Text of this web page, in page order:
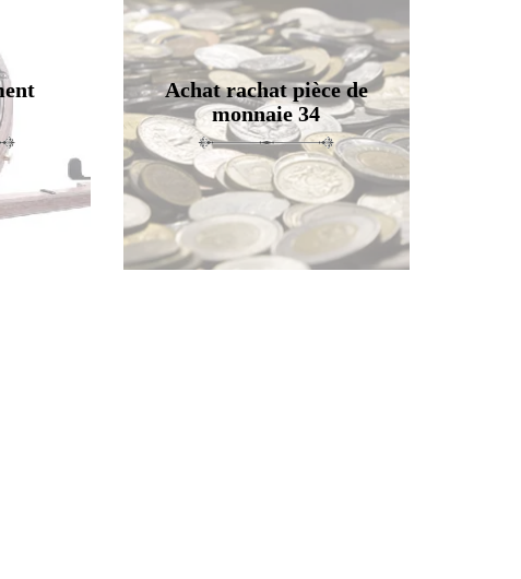
Achat rachat pièce de
monnaie 34